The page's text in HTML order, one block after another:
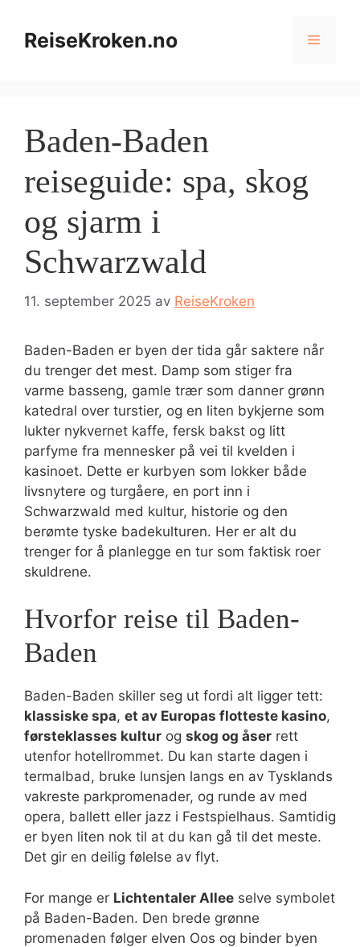
innholdReiseKroken.no Meny
Baden-Baden
reiseguide: spa, skog
og sjarm i
Schwarzwald
11. september 2025 av ReiseKroken
Baden-Baden er byen der tida går saktere når
du trenger det mest. Damp som stiger fra
varme basseng, gamle trær som danner grønn
katedral over turstier, og en liten bykjerne som
lukter nykvernet kaffe, fersk bakst og litt
parfyme fra mennesker på vei til kvelden i
kasinoet. Dette er kurbyen som lokker både
livsnytere og turgåere, en port inn i
Schwarzwald med kultur, historie og den
berømte tyske badekulturen. Her er alt du
trenger for å planlegge en tur som faktisk roer
skuldrene.
Hvorfor reise til Baden-
Baden
Baden-Baden skiller seg ut fordi alt ligger tett:
klassiske spa, et av Europas flotteste kasino,
førsteklasses kultur og skog og åser rett
utenfor hotellrommet. Du kan starte dagen i
termalbad, bruke lunsjen langs en av Tysklands
vakreste parkpromenader, og runde av med
opera, ballett eller jazz i Festspielhaus. Samtidig
er byen liten nok til at du kan gå til det meste.
Det gir en deilig følelse av flyt.
For mange er Lichtentaler Allee selve symbolet
på Baden-Baden. Den brede grønne
promenaden følger elven Oos og binder byen